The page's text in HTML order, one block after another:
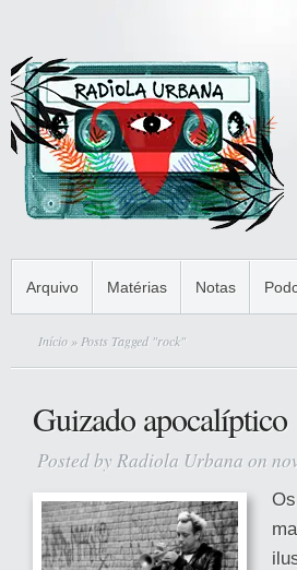
Arquivo Matérias Notas
Início » Posts Tagged "rock"
Guizado apocalíptico
Posted by Radiola Urbana on